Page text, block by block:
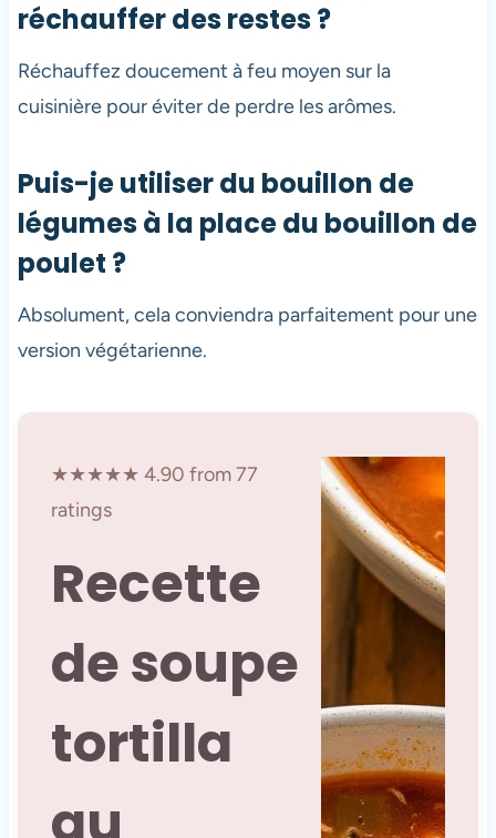
réchauffer des restes ?
Réchauffez doucement à feu moyen sur la
cuisinière pour éviter de perdre les arômes.
Puis-je utiliser du bouillon de
légumes à la place du bouillon de
poulet ?
Absolument, cela conviendra parfaitement pour une
version végétarienne.
★★★★★ 4.90 from 77
ratings
Recette
de soupe
tortilla